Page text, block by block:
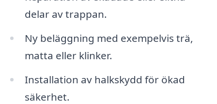
delar av trappan.
Ny beläggning med exempelvis trä,
matta eller klinker.
Installation av halkskydd för ökad
säkerhet.